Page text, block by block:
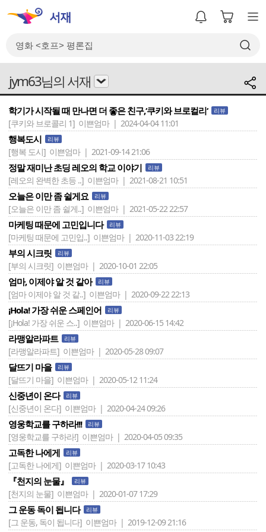
jym63님의 서재
학기가 시작될 때 만나면 더 좋은 친구,‘쿠키와 브로컬리‘ 리뷰
[쿠키와 브로콜리 1] 이쁜엄마 | 2024-04-04 11:01
행복도시 리뷰
[행복 도시] 이쁜엄마 | 2021-09-14 21:06
정말 재미난 초딩 레오의 학교 이야기 리뷰
[레오의 완벽한 초등 ..] 이쁜엄마 | 2021-08-21 10:51
오늘은 이만 좀 쉴게요 리뷰
[오늘은 이만 좀 쉴게..] 이쁜엄마 | 2021-05-22 22:57
마케팅 때문에 고민입니다 리뷰
[마케팅 때문에 고민입..] 이쁜엄마 | 2020-11-03 22:19
부의 시크릿 리뷰
[부의 시크릿] 이쁜엄마 | 2020-10-01 22:05
엄마, 이제야 알 것 같아 리뷰
[엄마 이제야 알 것 같..] 이쁜엄마 | 2020-09-22 22:13
¡Hola! 가장 쉬운 스페인어 리뷰
[¡Hola! 가장 쉬운 스..] 이쁜엄마 | 2020-06-15 14:42
라맹알라파트 리뷰
[라맹알라파트] 이쁜엄마 | 2020-05-28 09:07
달뜨기 마을 리뷰
[달뜨기 마을] 이쁜엄마 | 2020-05-12 11:24
신중년이 온다 리뷰
[신중년이 온다] 이쁜엄마 | 2020-04-24 09:26
영웅학교를 구하라!!! 리뷰
[영웅학교를 구하라!] 이쁜엄마 | 2020-04-05 09:35
고독한 나에게 리뷰
[고독한 나에게] 이쁜엄마 | 2020-03-17 10:43
『천지의 눈물』 리뷰
[천지의 눈물] 이쁜엄마 | 2020-01-07 17:29
그 운동 독이 됩니다 리뷰
[그 운동, 독이 됩니다] 이쁜엄마 | 2019-12-09 21:16